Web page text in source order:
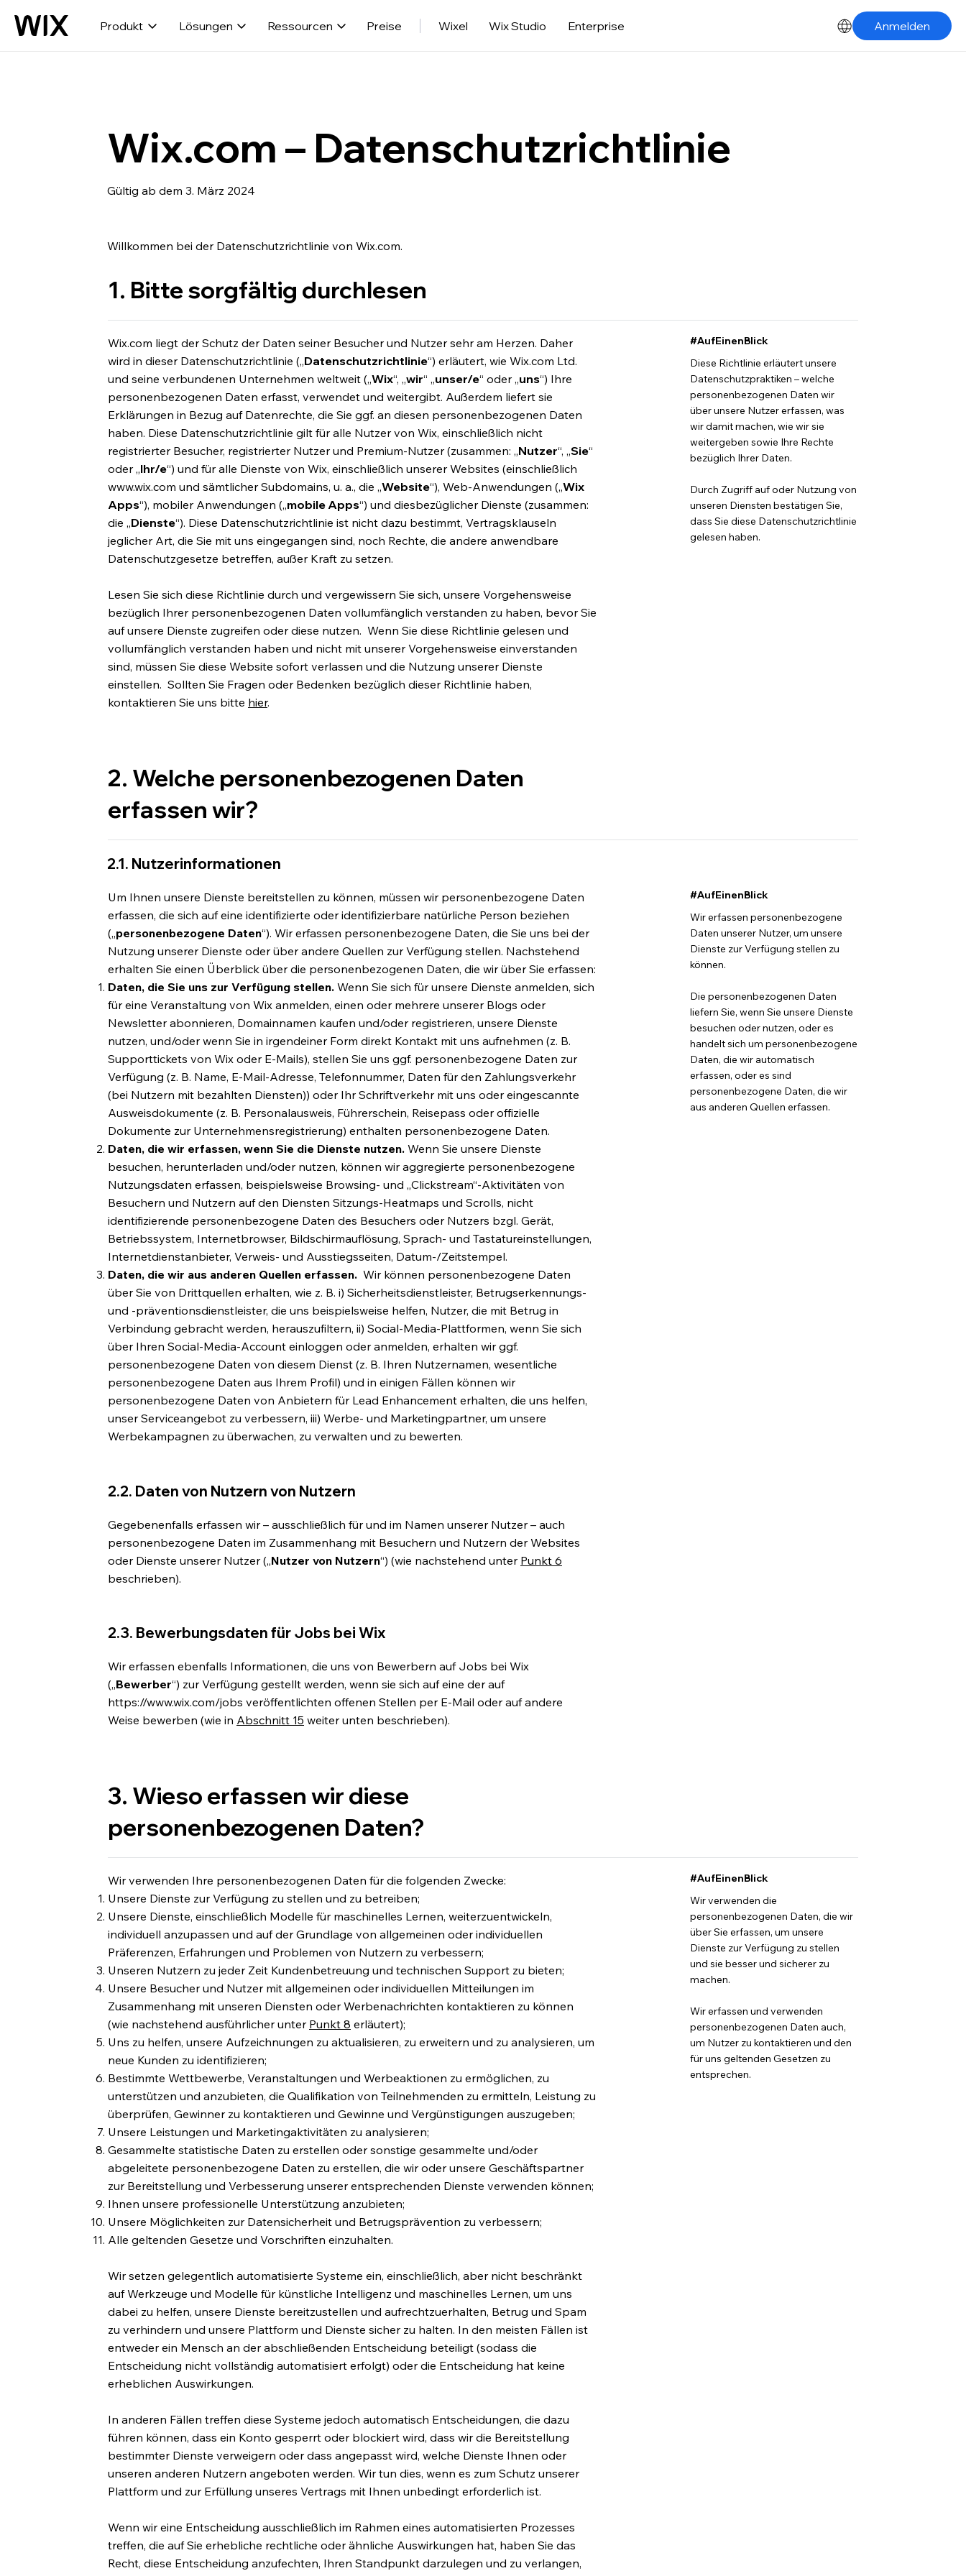
Produkt Lösungen Ressourcen Preise Wixel Wix Studio Enterprise Anmelden
Wix.com – Datenschutzrichtlinie
Gültig ab dem 3. März 2024
Willkommen bei der Datenschutzrichtlinie von Wix.com.
1. Bitte sorgfältig durchlesen
Wix.com liegt der Schutz der Daten seiner Besucher und Nutzer sehr am Herzen. Daher
wird in dieser Datenschutzrichtlinie („Datenschutzrichtlinie“) erläutert, wie Wix.com Ltd.
und seine verbundenen Unternehmen weltweit („Wix“, „wir“ „unser/e“ oder „uns“) Ihre
personenbezogenen Daten erfasst, verwendet und weitergibt. Außerdem liefert sie
Erklärungen in Bezug auf Datenrechte, die Sie ggf. an diesen personenbezogenen Daten
haben. Diese Datenschutzrichtlinie gilt für alle Nutzer von Wix, einschließlich nicht
registrierter Besucher, registrierter Nutzer und Premium-Nutzer (zusammen: „Nutzer“, „Sie“
oder „Ihr/e“) und für alle Dienste von Wix, einschließlich unserer Websites (einschließlich
www.wix.com und sämtlicher Subdomains, u. a., die „Website“), Web-Anwendungen („Wix
Apps“), mobiler Anwendungen („mobile Apps“) und diesbezüglicher Dienste (zusammen:
die „Dienste“). Diese Datenschutzrichtlinie ist nicht dazu bestimmt, Vertragsklauseln
jeglicher Art, die Sie mit uns eingegangen sind, noch Rechte, die andere anwendbare
Datenschutzgesetze betreffen, außer Kraft zu setzen.
Lesen Sie sich diese Richtlinie durch und vergewissern Sie sich, unsere Vorgehensweise
bezüglich Ihrer personenbezogenen Daten vollumfänglich verstanden zu haben, bevor Sie
auf unsere Dienste zugreifen oder diese nutzen. Wenn Sie diese Richtlinie gelesen und
vollumfänglich verstanden haben und nicht mit unserer Vorgehensweise einverstanden
sind, müssen Sie diese Website sofort verlassen und die Nutzung unserer Dienste
einstellen. Sollten Sie Fragen oder Bedenken bezüglich dieser Richtlinie haben,
kontaktieren Sie uns bitte hier.
#AufEinenBlick
Diese Richtlinie erläutert unsere
Datenschutzpraktiken – welche
personenbezogenen Daten wir
über unsere Nutzer erfassen, was
wir damit machen, wie wir sie
weitergeben sowie Ihre Rechte
bezüglich Ihrer Daten.
Durch Zugriff auf oder Nutzung von
unseren Diensten bestätigen Sie,
dass Sie diese Datenschutzrichtlinie
gelesen haben.
2. Welche personenbezogenen Daten
erfassen wir?
2.1. Nutzerinformationen
Um Ihnen unsere Dienste bereitstellen zu können, müssen wir personenbezogene Daten
erfassen, die sich auf eine identifizierte oder identifizierbare natürliche Person beziehen
(„personenbezogene Daten“). Wir erfassen personenbezogene Daten, die Sie uns bei der
Nutzung unserer Dienste oder über andere Quellen zur Verfügung stellen. Nachstehend
erhalten Sie einen Überblick über die personenbezogenen Daten, die wir über Sie erfassen:
Daten, die Sie uns zur Verfügung stellen. Wenn Sie sich für unsere Dienste anmelden, sich
für eine Veranstaltung von Wix anmelden, einen oder mehrere unserer Blogs oder
Newsletter abonnieren, Domainnamen kaufen und/oder registrieren, unsere Dienste
nutzen, und/oder wenn Sie in irgendeiner Form direkt Kontakt mit uns aufnehmen (z. B.
Supporttickets von Wix oder E-Mails), stellen Sie uns ggf. personenbezogene Daten zur
Verfügung (z. B. Name, E-Mail-Adresse, Telefonnummer, Daten für den Zahlungsverkehr
(bei Nutzern mit bezahlten Diensten)) oder Ihr Schriftverkehr mit uns oder eingescannte
Ausweisdokumente (z. B. Personalausweis, Führerschein, Reisepass oder offizielle
Dokumente zur Unternehmensregistrierung) enthalten personenbezogene Daten.
Daten, die wir erfassen, wenn Sie die Dienste nutzen. Wenn Sie unsere Dienste
besuchen, herunterladen und/oder nutzen, können wir aggregierte personenbezogene
Nutzungsdaten erfassen, beispielsweise Browsing- und „Clickstream“-Aktivitäten von
Besuchern und Nutzern auf den Diensten Sitzungs-Heatmaps und Scrolls, nicht
identifizierende personenbezogene Daten des Besuchers oder Nutzers bzgl. Gerät,
Betriebssystem, Internetbrowser, Bildschirmauflösung, Sprach- und Tastatureinstellungen,
Internetdienstanbieter, Verweis- und Ausstiegsseiten, Datum-/Zeitstempel.
Daten, die wir aus anderen Quellen erfassen. Wir können personenbezogene Daten
über Sie von Drittquellen erhalten, wie z. B. i) Sicherheitsdienstleister, Betrugserkennungs-
und -präventionsdienstleister, die uns beispielsweise helfen, Nutzer, die mit Betrug in
Verbindung gebracht werden, herauszufiltern, ii) Social-Media-Plattformen, wenn Sie sich
über Ihren Social-Media-Account einloggen oder anmelden, erhalten wir ggf.
personenbezogene Daten von diesem Dienst (z. B. Ihren Nutzernamen, wesentliche
personenbezogene Daten aus Ihrem Profil) und in einigen Fällen können wir
personenbezogene Daten von Anbietern für Lead Enhancement erhalten, die uns helfen,
unser Serviceangebot zu verbessern, iii) Werbe- und Marketingpartner, um unsere
Werbekampagnen zu überwachen, zu verwalten und zu bewerten.
#AufEinenBlick
Wir erfassen personenbezogene
Daten unserer Nutzer, um unsere
Dienste zur Verfügung stellen zu
können.
Die personenbezogenen Daten
liefern Sie, wenn Sie unsere Dienste
besuchen oder nutzen, oder es
handelt sich um personenbezogene
Daten, die wir automatisch
erfassen, oder es sind
personenbezogene Daten, die wir
aus anderen Quellen erfassen.
2.2. Daten von Nutzern von Nutzern
Gegebenenfalls erfassen wir – ausschließlich für und im Namen unserer Nutzer – auch
personenbezogene Daten im Zusammenhang mit Besuchern und Nutzern der Websites
oder Dienste unserer Nutzer („Nutzer von Nutzern“) (wie nachstehend unter Punkt 6
beschrieben).
2.3. Bewerbungsdaten für Jobs bei Wix
Wir erfassen ebenfalls Informationen, die uns von Bewerbern auf Jobs bei Wix
(„Bewerber“) zur Verfügung gestellt werden, wenn sie sich auf eine der auf
https://www.wix.com/jobs veröffentlichten offenen Stellen per E-Mail oder auf andere
Weise bewerben (wie in Abschnitt 15 weiter unten beschrieben).
3. Wieso erfassen wir diese
personenbezogenen Daten?
Wir verwenden Ihre personenbezogenen Daten für die folgenden Zwecke:
Unsere Dienste zur Verfügung zu stellen und zu betreiben;
Unsere Dienste, einschließlich Modelle für maschinelles Lernen, weiterzuentwickeln,
individuell anzupassen und auf der Grundlage von allgemeinen oder individuellen
Präferenzen, Erfahrungen und Problemen von Nutzern zu verbessern;
Unseren Nutzern zu jeder Zeit Kundenbetreuung und technischen Support zu bieten;
Unsere Besucher und Nutzer mit allgemeinen oder individuellen Mitteilungen im
Zusammenhang mit unseren Diensten oder Werbenachrichten kontaktieren zu können
(wie nachstehend ausführlicher unter Punkt 8 erläutert);
Uns zu helfen, unsere Aufzeichnungen zu aktualisieren, zu erweitern und zu analysieren, um
neue Kunden zu identifizieren;
Bestimmte Wettbewerbe, Veranstaltungen und Werbeaktionen zu ermöglichen, zu
unterstützen und anzubieten, die Qualifikation von Teilnehmenden zu ermitteln, Leistung zu
überprüfen, Gewinner zu kontaktieren und Gewinne und Vergünstigungen auszugeben;
Unsere Leistungen und Marketingaktivitäten zu analysieren;
Gesammelte statistische Daten zu erstellen oder sonstige gesammelte und/oder
abgeleitete personenbezogene Daten zu erstellen, die wir oder unsere Geschäftspartner
zur Bereitstellung und Verbesserung unserer entsprechenden Dienste verwenden können;
Ihnen unsere professionelle Unterstützung anzubieten;
Unsere Möglichkeiten zur Datensicherheit und Betrugsprävention zu verbessern;
Alle geltenden Gesetze und Vorschriften einzuhalten.
Wir setzen gelegentlich automatisierte Systeme ein, einschließlich, aber nicht beschränkt
auf Werkzeuge und Modelle für künstliche Intelligenz und maschinelles Lernen, um uns
dabei zu helfen, unsere Dienste bereitzustellen und aufrechtzuerhalten, Betrug und Spam
zu verhindern und unsere Plattform und Dienste sicher zu halten. In den meisten Fällen ist
entweder ein Mensch an der abschließenden Entscheidung beteiligt (sodass die
Entscheidung nicht vollständig automatisiert erfolgt) oder die Entscheidung hat keine
erheblichen Auswirkungen.
In anderen Fällen treffen diese Systeme jedoch automatisch Entscheidungen, die dazu
führen können, dass ein Konto gesperrt oder blockiert wird, dass wir die Bereitstellung
bestimmter Dienste verweigern oder dass angepasst wird, welche Dienste Ihnen oder
unseren anderen Nutzern angeboten werden. Wir tun dies, wenn es zum Schutz unserer
Plattform und zur Erfüllung unseres Vertrags mit Ihnen unbedingt erforderlich ist.
Wenn wir eine Entscheidung ausschließlich im Rahmen eines automatisierten Prozesses
treffen, die auf Sie erhebliche rechtliche oder ähnliche Auswirkungen hat, haben Sie das
Recht, diese Entscheidung anzufechten, Ihren Standpunkt darzulegen und zu verlangen,
#AufEinenBlick
Wir verwenden die
personenbezogenen Daten, die wir
über Sie erfassen, um unsere
Dienste zur Verfügung zu stellen
und sie besser und sicherer zu
machen.
Wir erfassen und verwenden
personenbezogenen Daten auch,
um Nutzer zu kontaktieren und den
für uns geltenden Gesetzen zu
entsprechen.